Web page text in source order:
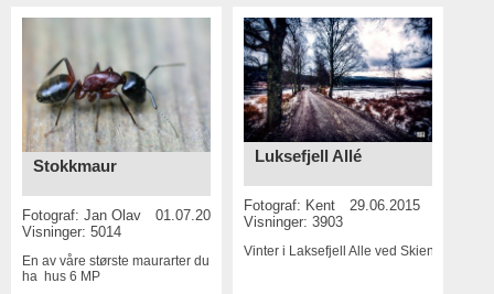
Stokkmaur
Fotograf: Jan Olav
01.07.2015
Visninger: 5014
En av våre største maurarter du ikke vil
ha hus 6 MP
Luksefjell Allé
Fotograf: Kent
29.06.2015
Visninger: 3903
Vinter i Laksefjell Alle ved Skien